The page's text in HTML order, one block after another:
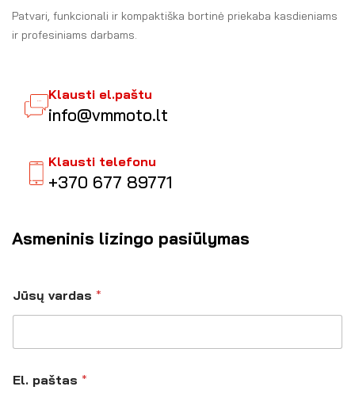
Patvari, funkcionali ir kompaktiška bortinė priekaba kasdieniams
ir profesiniams darbams.
Klausti el.paštu
info@vmmoto.lt
Klausti telefonu
+370 677 89771
Asmeninis lizingo pasiūlymas
Jūsų vardas *
a
El. paštas *